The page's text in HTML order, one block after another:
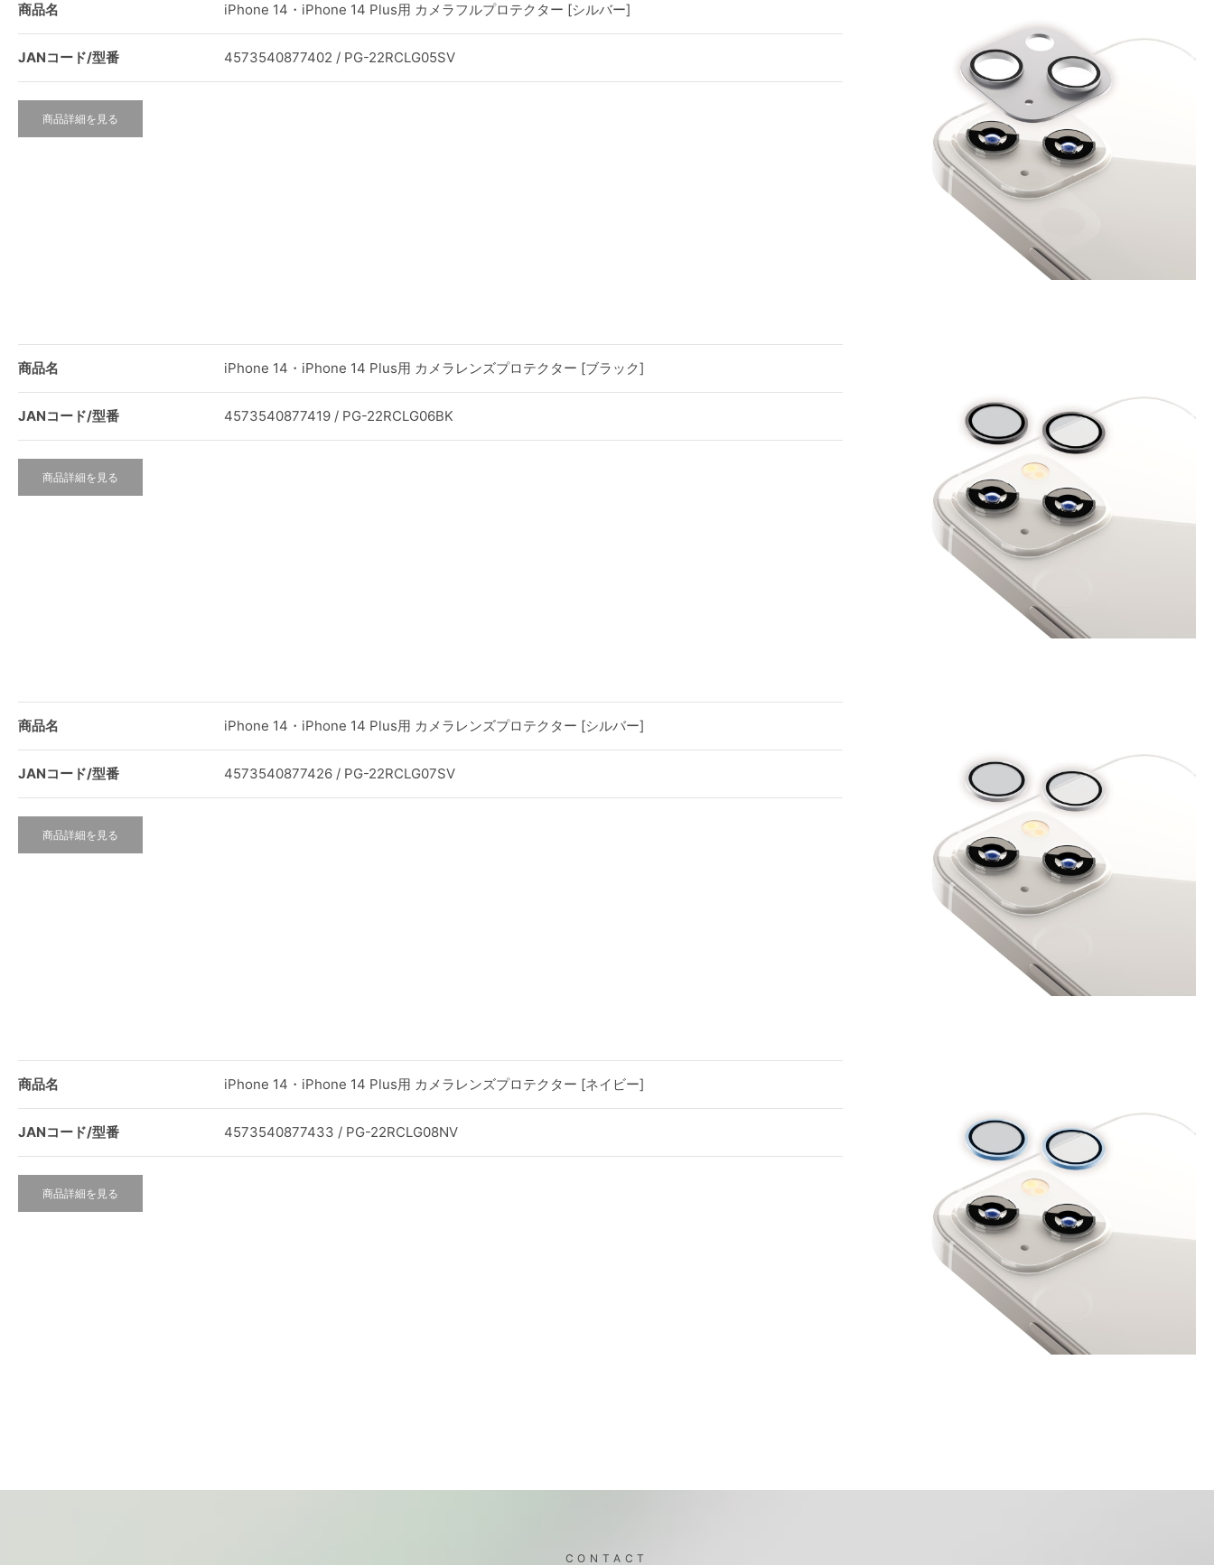
商品名 iPhone 14・iPhone 14 Plus用 カメラフルプロテクター [シルバー]
JANコード/型番 4573540877402 / PG-22RCLG05SV
商品詳細を見る
商品名 iPhone 14・iPhone 14 Plus用 カメラレンズプロテクター [ブラック]
JANコード/型番 4573540877419 / PG-22RCLG06BK
商品詳細を見る
商品名 iPhone 14・iPhone 14 Plus用 カメラレンズプロテクター [シルバー]
JANコード/型番 4573540877426 / PG-22RCLG07SV
商品詳細を見る
商品名 iPhone 14・iPhone 14 Plus用 カメラレンズプロテクター [ネイビー]
JANコード/型番 4573540877433 / PG-22RCLG08NV
商品詳細を見る
CONTACT